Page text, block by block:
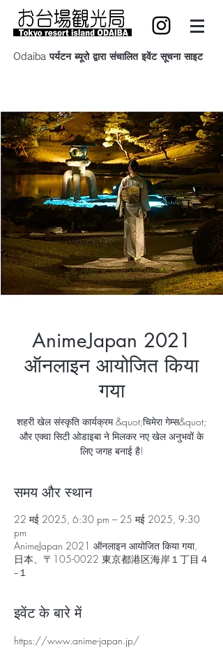
Odaiba पर्यटन ब्यूरो द्वारा संचालित इवेंट सूचना साइट
AnimeJapan 2021
ऑनलाइन आयोजित किया
गया
शहरी खेल संस्कृति कार्यक्रम &quot;चिमेरा गेम्स&quot;
और एक्वा सिटी ओडाइबा ने मिलकर नए खेल अनुभवों के
लिए जगह बनाई है!
समय और स्थान
22 मई 2025, 6:30 pm – 25 मई 2025, 9:30
pm
AnimeJapan 2021 ऑनलाइन आयोजित किया गया,
日本、〒105-0022 東京都港区海岸１丁目４
−１
इवेंट के बारे में
https://www.anime-japan.jp/